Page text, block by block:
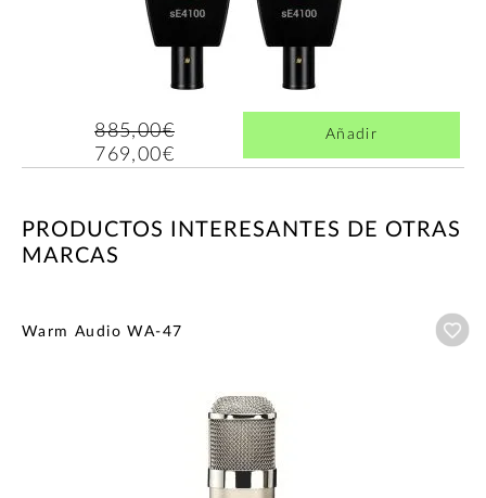
885,00€
769,00€
Añadir
PRODUCTOS INTERESANTES DE OTRAS
MARCAS
Warm Audio WA-47